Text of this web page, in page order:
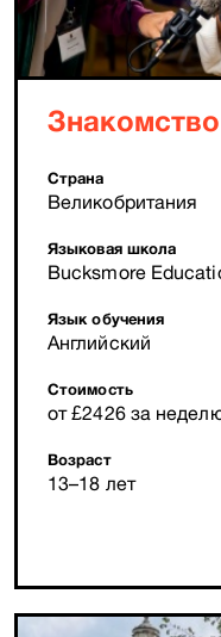
Страна
Великобритания
Языковая школа
Bucksmore
Язык обучения
Английский
Стоимость
от £2426 за
Возраст
13–18 лет